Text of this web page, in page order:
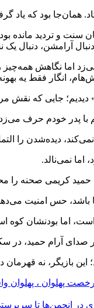
همان‌جا بود که
سنت و تردید مانده
آرامشن، دنبال یک
اما نگاهش
انگار فقط یه
دیدیم؛ جایی که نقش
پدر خودم حرف
دیده‌شدن را
نمی‌نالد.
کریمی صحنه را
باشد، حس امنیت
اما بودنشان کوه
صدای آرام حمید،
بازیگر، نه
پهلوان ، پهلوان
در انجمن‌ها تا